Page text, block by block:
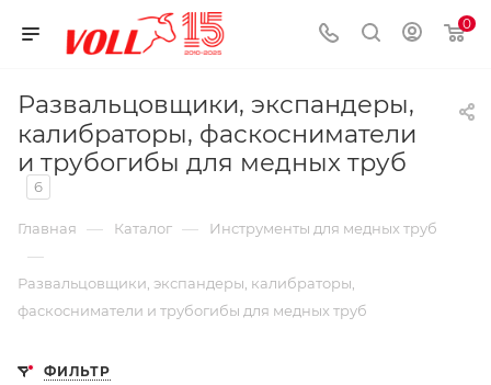
0
Развальцовщики, экспандеры,
калибраторы, фаскосниматели
и трубогибы для медных труб
6
Главная — Каталог — Инструменты для медных труб
—
Развальцовщики, экспандеры, калибраторы,
фаскосниматели и трубогибы для медных труб
ФИЛЬТР